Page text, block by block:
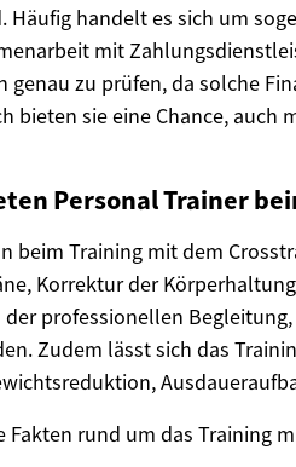
Häufig handelt es sich um
mit
genau zu prüfen, da solche
bieten sie eine Chance,
Personal Trainer
beim Training mit dem
Korrektur der
professionellen
Zudem lässt sich das
Fakten rund um das Training